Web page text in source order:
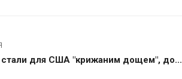
стали для США "крижаним дощем", до...